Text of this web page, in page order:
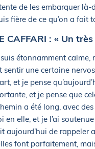
de les embarquer là-
fière de ce qu’on a fait
CAFFARI : « Un
suis étonnamment
sentir une certaine
et je pense
et je pense que
a été long, avec
en elle, et je l’ai
aujourd’hui de rappeler
font parfaitement,